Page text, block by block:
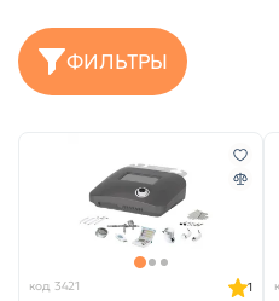
ФИЛЬТРЫ
код 3421 1